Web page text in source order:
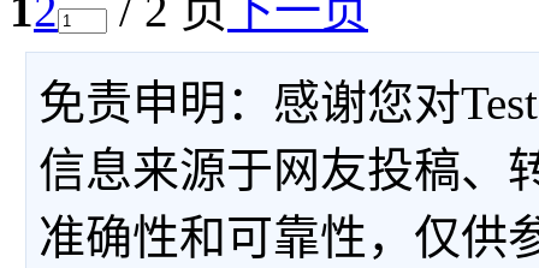
免责申明：感谢您对
信息来源于网友投稿、
准确性和可靠性，仅供